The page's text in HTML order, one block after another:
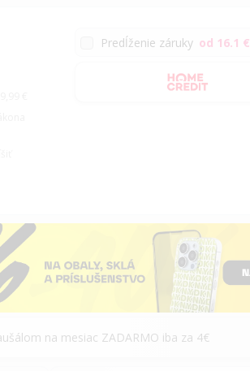
Predĺženie záruky od 16.1 €
na mesiac ZADARMO iba za 4€